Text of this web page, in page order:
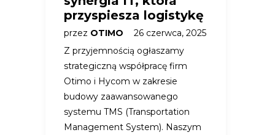
przyspiesza logistykę
przez OTIMO
26 czerwca, 2025
Z przyjemnością ogłaszamy
strategiczną współpracę firm
Otimo i Hycom w zakresie
budowy zaawansowanego
systemu TMS (Transportation
Management System). Naszym